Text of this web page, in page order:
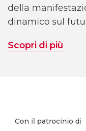
della
dinamico sul
Scopri di più
Con il patrocinio di